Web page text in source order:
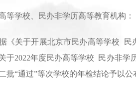
等学校、民办非学历高等教育机构：
关于开展北京市民办高等学校 民办
于2022年度民办高等学校 民办非学
批“通过”等次学校的年检结论予以公